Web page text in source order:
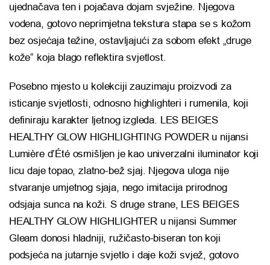
ujednačava ten i pojačava dojam svježine. Njegova
vodena, gotovo neprimjetna tekstura stapa se s kožom
bez osjećaja težine, ostavljajući za sobom efekt „druge
kože“ koja blago reflektira svjetlost.
Posebno mjesto u kolekciji zauzimaju proizvodi za
isticanje svjetlosti, odnosno highlighteri i rumenila, koji
definiraju karakter ljetnog izgleda. LES BEIGES
HEALTHY GLOW HIGHLIGHTING POWDER u nijansi
Lumière d’Été osmišljen je kao univerzalni iluminator koji
licu daje topao, zlatno-bež sjaj. Njegova uloga nije
stvaranje umjetnog sjaja, nego imitacija prirodnog
odsjaja sunca na koži. S druge strane, LES BEIGES
HEALTHY GLOW HIGHLIGHTER u nijansi Summer
Gleam donosi hladniji, ružičasto-biseran ton koji
podsjeća na jutarnje svjetlo i daje koži svjež, gotovo